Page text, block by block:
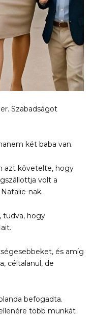
Szabadságot
két baba van.
azt követelte, hogy
volt a
nak.
tudva, hogy
és amíg
céltalanul, de
befogadta.
több munkát